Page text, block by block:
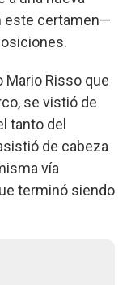
este certamen—
Risso que
se vistió de
tanto del
de cabeza
vía
terminó siendo